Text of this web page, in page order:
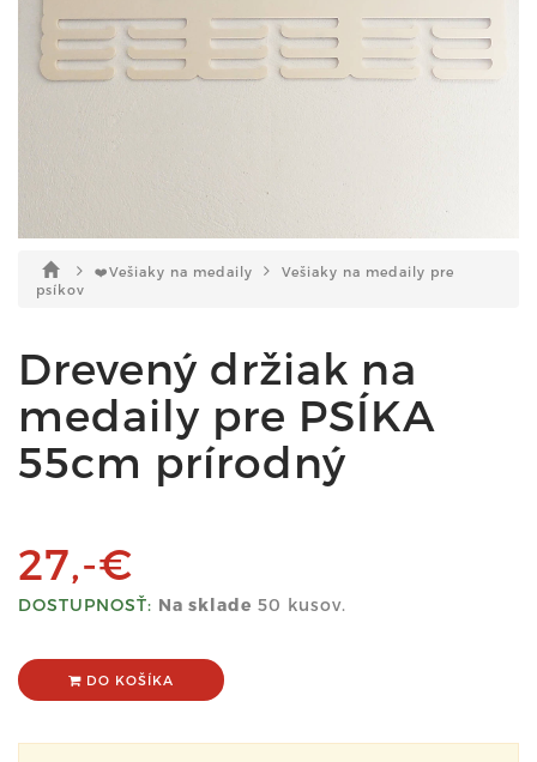
❤️Vešiaky na medaily
Vešiaky na medaily pre
psíkov
Drevený držiak na
medaily pre PSÍKA
55cm prírodný
27,-€
DOSTUPNOSŤ: Na sklade 50 kusov.
DO KOŠÍKA